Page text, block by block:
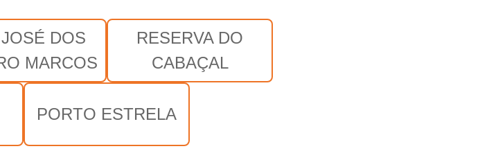
DOS
MARCOS
RESERVA DO
CABAÇAL
PORTO ESTRELA